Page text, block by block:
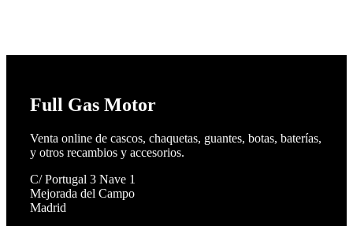
Full Gas Motor
Venta online de cascos, chaquetas, guantes, botas, baterías,
y otros recambios y accesorios.
C/ Portugal 3 Nave 1
Mejorada del Campo
Madrid